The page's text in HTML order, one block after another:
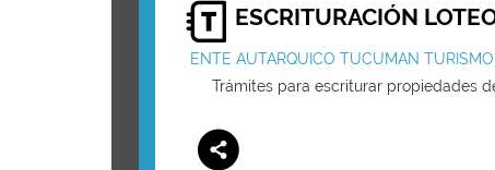
ESCRITURACIÓN
ENTE AUTARQUICO TUCUMAN TURISMO
Trámites para escriturar propiedades